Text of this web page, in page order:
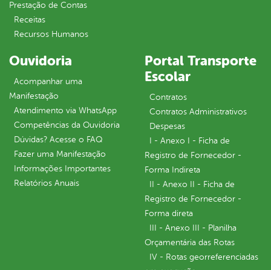
Prestação de Contas
Receitas
Recursos Humanos
Ouvidoria
Acompanhar uma
Manifestação
Atendimento via WhatsApp
Competências da Ouvidoria
Dúvidas? Acesse o FAQ
Fazer uma Manifestação
Informações Importantes
Relatórios Anuais
Portal Transporte
Escolar
Contratos
Contratos Administrativos
Despesas
I - Anexo I - Ficha de
Registro de Fornecedor -
Forma Indireta
II - Anexo II - Ficha de
Registro de Fornecedor -
Forma direta
III - Anexo III - Planilha
Orçamentária das Rotas
IV - Rotas georreferenciadas